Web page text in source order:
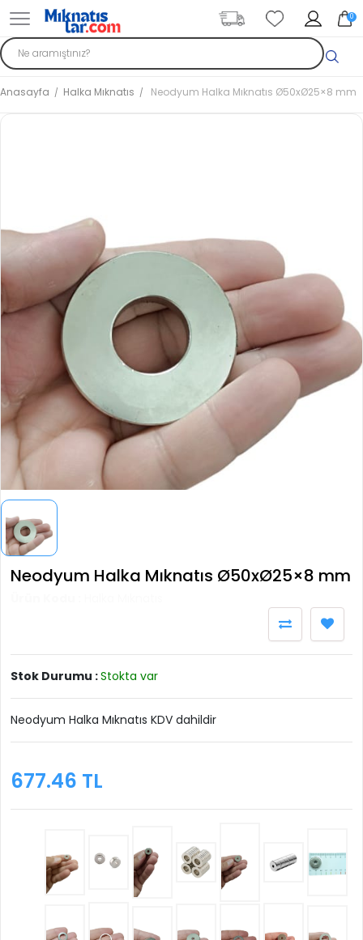
0
Anasayfa Halka Mıknatıs Neodyum Halka Mıknatıs Ø50xØ25×8 mm
Neodyum Halka Mıknatıs Ø50xØ25×8 mm
Stok Durumu :Stokta var
Neodyum Halka Mıknatıs KDV dahildir
677.46 TL